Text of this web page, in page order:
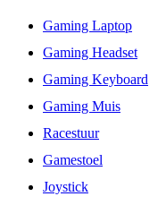
Gaming Laptop
Gaming Headset
Gaming Keyboard
Gaming Muis
Racestuur
Gamestoel
Joystick